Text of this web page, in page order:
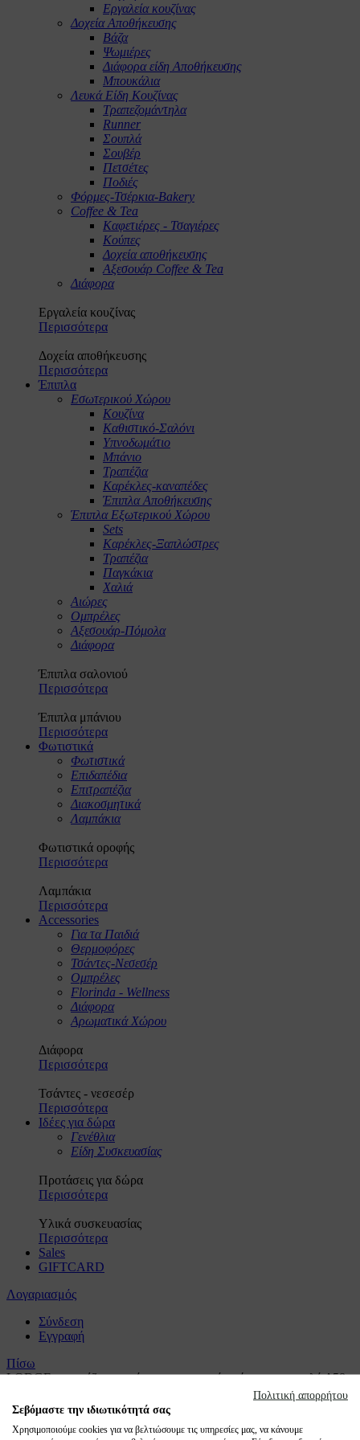
Εργαλεία κουζίνας
Δοχεία Αποθήκευσης
Βάζα
Ψωμιέρες
Διάφορα είδη Αποθήκευσης
Μπουκάλια
Λευκά Είδη Κουζίνας
Τραπεζομάντηλα
Runner
Σουπλά
Σουβέρ
Πετσέτες
Ποδιές
Φόρμες-Τσέρκια-Bakery
Coffee & Tea
Καφετιέρες - Τσαγιέρες
Κούπες
Δοχεία αποθήκευσης
Αξεσουάρ Coffee & Tea
Διάφορα
Εργαλεία κουζίνας
Περισσότερα
Δοχεία αποθήκευσης
Περισσότερα
Έπιπλα
Εσωτερικού Χώρου
Κουζίνα
Καθιστικό-Σαλόνι
Υπνοδωμάτιο
Μπάνιο
Τραπέζια
Καρέκλες-καναπέδες
Έπιπλα Αποθήκευσης
Έπιπλα Εξωτερικού Χώρου
Sets
Καρέκλες-Ξαπλώστρες
Τραπέζια
Παγκάκια
Χαλιά
Αιώρες
Ομπρέλες
Αξεσουάρ-Πόμολα
Διάφορα
Έπιπλα σαλονιού
Περισσότερα
Έπιπλα μπάνιου
Περισσότερα
Φωτιστικά
Φωτιστικά
Επιδαπέδια
Επιτραπέζια
Διακοσμητικά
Λαμπάκια
Φωτιστικά οροφής
Περισσότερα
Λαμπάκια
Περισσότερα
Accessories
Για τα Παιδιά
Θερμοφόρες
Τσάντες-Νεσεσέρ
Ομπρέλες
Florinda - Wellness
Διάφορα
Αρωματικά Χώρου
Διάφορα
Περισσότερα
Τσάντες - νεσεσέρ
Περισσότερα
Ιδέες για δώρα
Γενέθλια
Είδη Συσκευασίας
Προτάσεις για δώρα
Περισσότερα
Υλικά συσκευασίας
Περισσότερα
Sales
GIFTCARD
Λογαριασμός
Σύνδεση
Εγγραφή
Πίσω
LODGE - τραπέζι πτυσσόμενο σε φυσικό χρώμα, στρογγυλό Δ58
LODGE
Πολιτική απορρήτου
Σεβόμαστε την ιδιωτικότητά σας
Χρησιμοποιούμε cookies για να βελτιώσουμε τις υπηρεσίες μας, να κάνουμε